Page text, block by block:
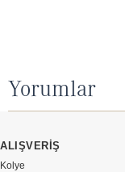
Yorumlar
ALIŞVERİŞ
Kolye